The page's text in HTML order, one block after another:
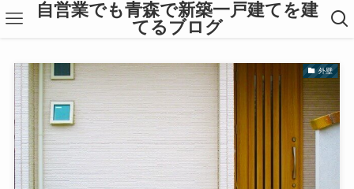
自営業でも青森で新築一戸建てを建
てるブログ
外壁